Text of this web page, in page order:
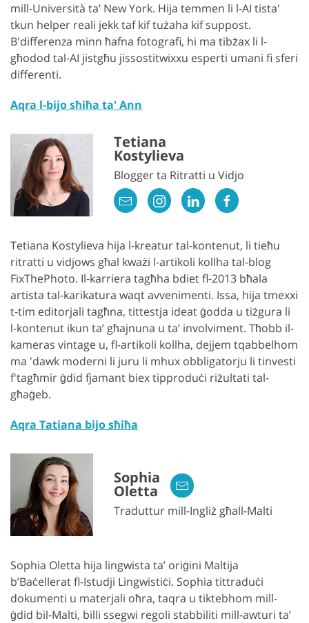
mill-Università ta’ New York. Hija temmen li l-AI tista'
tkun helper reali jekk taf kif tużaha kif suppost.
B'differenza minn ħafna fotografi, hi ma tibżax li l-
għodod tal-AI jistgħu jissostitwixxu esperti umani fi sferi
differenti.
Aqra l-bijo sħiħa ta' Ann
Tetiana
Kostylieva
Blogger ta Ritratti u Vidjo
Tetiana Kostylieva hija l-kreatur tal-kontenut, li tieħu
ritratti u vidjows għal kważi l-artikoli kollha tal-blog
FixThePhoto. Il-karriera tagħha bdiet fl-2013 bħala
artista tal-karikatura waqt avvenimenti. Issa, hija tmexxi
t-tim editorjali tagħna, tittestja ideat ġodda u tiżgura li
l-kontenut ikun ta’ għajnuna u ta’ involviment. Tħobb il-
kameras vintage u, fl-artikoli kollha, dejjem tqabbelhom
ma 'dawk moderni li juru li mhux obbligatorju li tinvesti
f'tagħmir ġdid fjamant biex tipproduċi riżultati tal-
għaġeb.
Aqra Tatiana bijo sħiħa
Sophia
Oletta
Traduttur mill-Ingliż għall-Malti
Sophia Oletta hija lingwista ta’ oriġini Maltija
b’Baċellerat fl-Istudji Lingwistiċi. Sophia tittraduċi
dokumenti u materjali oħra, taqra u tiktebhom mill-
ġdid bil-Malti, billi ssegwi regoli stabbiliti mill-awturi ta’